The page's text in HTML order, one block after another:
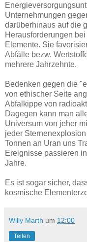
Unternehmungen
darüberhinaus auf die
Herausforderungen
Elemente. Sie
Abfälle bezw.
mehrere Jahrzehnte.
Bedenken gegen die
von ethischer Seite
Abfalkippe von
Dagegen kann man
Universum von jeher
jeder
Tonnen an Uran uns
Ereignisse passieren
Jahre.
Es ist sogar sicher,
kosmische
Willy Marth um 12:00
Teilen